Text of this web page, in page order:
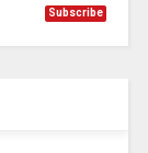
Subscribe